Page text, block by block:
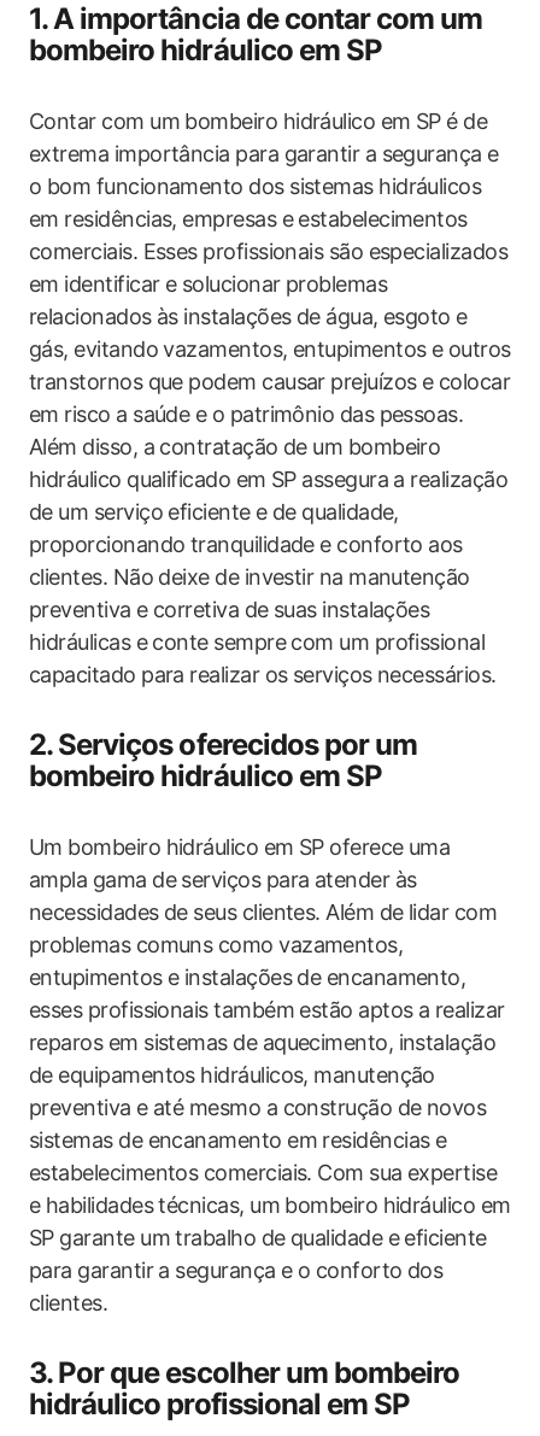
1. A importância de contar com um
bombeiro hidráulico em SP
Contar com um bombeiro hidráulico em SP é de
extrema importância para garantir a segurança e
o bom funcionamento dos sistemas hidráulicos
em residências, empresas e estabelecimentos
comerciais. Esses profissionais são especializados
em identificar e solucionar problemas
relacionados às instalações de água, esgoto e
gás, evitando vazamentos, entupimentos e outros
transtornos que podem causar prejuízos e colocar
em risco a saúde e o patrimônio das pessoas.
Além disso, a contratação de um bombeiro
hidráulico qualificado em SP assegura a realização
de um serviço eficiente e de qualidade,
proporcionando tranquilidade e conforto aos
clientes. Não deixe de investir na manutenção
preventiva e corretiva de suas instalações
hidráulicas e conte sempre com um profissional
capacitado para realizar os serviços necessários.
2. Serviços oferecidos por um
bombeiro hidráulico em SP
Um bombeiro hidráulico em SP oferece uma
ampla gama de serviços para atender às
necessidades de seus clientes. Além de lidar com
problemas comuns como vazamentos,
entupimentos e instalações de encanamento,
esses profissionais também estão aptos a realizar
reparos em sistemas de aquecimento, instalação
de equipamentos hidráulicos, manutenção
preventiva e até mesmo a construção de novos
sistemas de encanamento em residências e
estabelecimentos comerciais. Com sua expertise
e habilidades técnicas, um bombeiro hidráulico em
SP garante um trabalho de qualidade e eficiente
para garantir a segurança e o conforto dos
clientes.
3. Por que escolher um bombeiro
hidráulico profissional em SP